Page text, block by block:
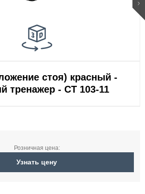
стоя) красный -
тренажер - СТ 103-11
Розничная цена:
Узнать цену